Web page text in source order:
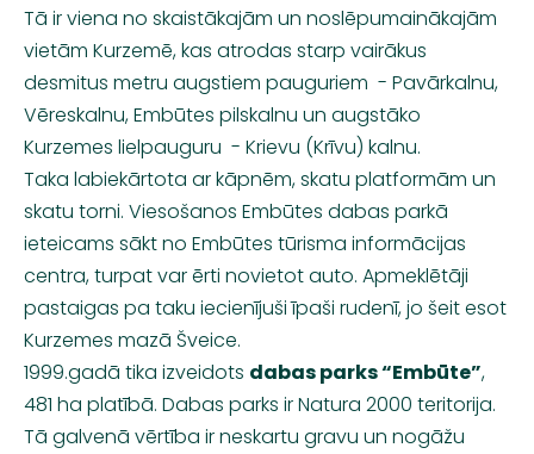
Tā ir viena no skaistākajām un noslēpumainākajām
vietām Kurzemē, kas atrodas starp vairākus
desmitus metru augstiem pauguriem - Pavārkalnu,
Vēreskalnu, Embūtes pilskalnu un augstāko
Kurzemes lielpauguru - Krievu (Krīvu) kalnu.
Taka labiekārtota arkāpnēm, skatu platformām un
skatu torni. Viesošanos Embūtes dabas parkā
ieteicams sākt no Embūtes tūrisma informācijas
centra, turpat var ērti novietot auto. Apmeklētāji
pastaigas pa taku iecienījušiīpaši rudenī, jo šeit esot
Kurzemes mazā Šveice.
1999.gadā tika izveidots dabas parks “Embūte”,
481 ha platībā. Dabas parks irNatura 2000 teritorija.
Tā galvenā vērtība ir neskartu gravu un nogāžu